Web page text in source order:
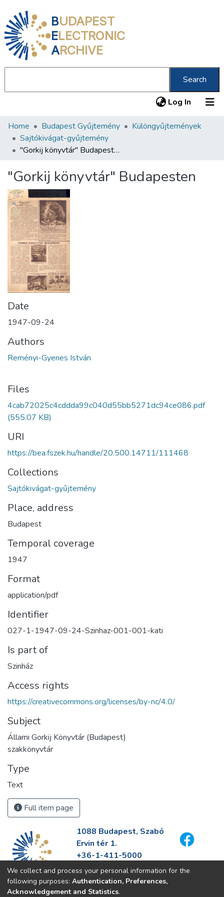
BUDAPEST
ELECTRONIC
ARCHIVE
Search
Log In (current)
Communities & Collections
All of DSpace
About us
Home Budapest Gyűjtemény
Különgyűjtemények
Sajtókivágat-gyűjtemény
"Gorkij könyvtár" Budapesten
"Gorkij könyvtár" Budapesten
Date
1947-09-24
Authors
Reményi-Gyenes István
Files
4cab72025c4cddda99c040d55bb5271dc94ce086.pdf
(555.07 KB)
URI
https://bea.fszek.hu/handle/20.500.14711/111468
Collections
Sajtókivágat-gyűjtemény
Place, address
Budapest
Temporal coverage
1947
Format
application/pdf
Identifier
027-1-1947-09-24-Szinhaz-001-001-kati
Is part of
Szinház
Access rights
https://creativecommons.org/licenses/by-nc/4.0/
Subject
Állami Gorkij Könyvtár (Budapest)
szakkönyvtár
Type
Text
Full item page
1088 Budapest, Szabó
Ervin tér 1.
+36-1-411-5000
info@fszek.hu
https://fszek.hu
We collect and process your personal information for the
following purposes: Authentication, Preferences,
Acknowledgement and Statistics.